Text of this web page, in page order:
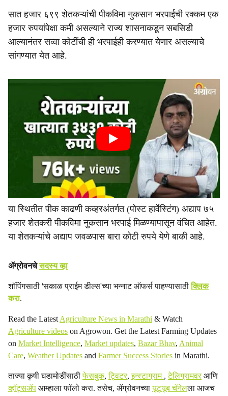
सात हजार ६९९ शेतकऱ्यांची पीकविमा नुकसान भरपाईची रक्कम एक
हजार रुपयांपेक्षा कमी असल्याने राज्य शासनाकडून सबसिडी
आल्यानंतर सव्वा कोटींची ही भरपाईही करण्यात येणार असल्याचे
सांगण्यात येत आहे.
या स्थितीत पीक काढणी कव्हरअंतर्गत (पोस्ट हार्वेस्टिंग) अद्याप ७५
हजार शेतकरी पीकविमा नुकसान भरपाई मिळण्यापासून वंचित आहेत.
या शेतकऱ्यांचे अद्याप जवळपास बारा कोटी रुपये येणे बाकी आहे.
ॲग्रोवनचेसदस्य व्हा
शॉपिंगसाठी 'सकाळ प्राईम डील्स'च्या भन्नाट ऑफर्स पाहण्यासाठीक्लिक
करा.
Read the Latest Agriculture News in Marathi & Watch
Agriculture videos on Agrowon. Get the Latest Farming Updates
on Market Intelligence, Market updates, Bazar Bhav, Animal
Care, Weather Updates and Farmer Success Stories in Marathi.
ताज्या कृषी घडामोडींसाठीफेसबुक,ट्विटर,इन्स्टाग्राम ,टेलिग्रामवरआणि
व्हॉट्सॲप आम्हाला फॉलो करा. तसेच, ॲग्रोवनच्यायूट्यूब चॅनेलला आजच